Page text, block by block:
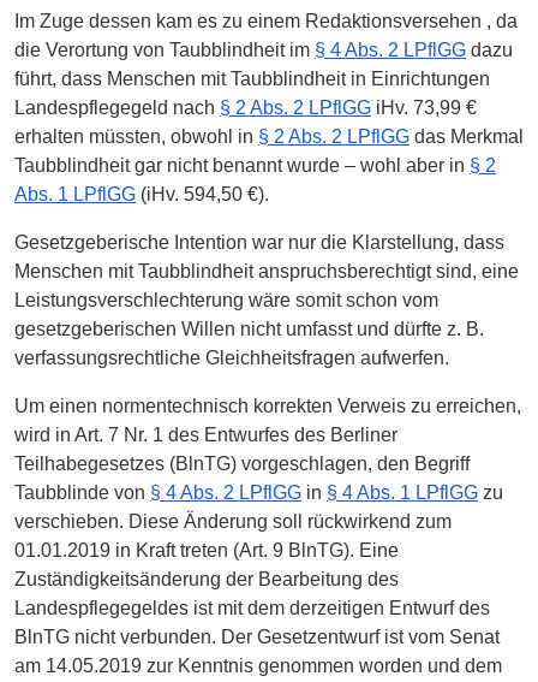
Im Zuge dessen kam es zu einem Redaktionsversehen , da
die Verortung von Taubblindheit im § 4 Abs. 2 LPflGG dazu
führt, dass Menschen mit Taubblindheit in Einrichtungen
Landespflegegeld nach § 2 Abs. 2 LPflGG iHv. 73,99 €
erhalten müssten, obwohl in § 2 Abs. 2 LPflGG das Merkmal
Taubblindheit gar nicht benannt wurde – wohl aber in § 2
Abs. 1 LPflGG (iHv. 594,50 €).
Gesetzgeberische Intention war nur die Klarstellung, dass
Menschen mit Taubblindheit anspruchsberechtigt sind, eine
Leistungsverschlechterung wäre somit schon vom
gesetzgeberischen Willen nicht umfasst und dürfte z. B.
verfassungsrechtliche Gleichheitsfragen aufwerfen.
Um einen normentechnisch korrekten Verweis zu erreichen,
wird in Art. 7 Nr. 1 des Entwurfes des Berliner
Teilhabegesetzes (BlnTG) vorgeschlagen, den Begriff
Taubblinde von § 4 Abs. 2 LPflGG in § 4 Abs. 1 LPflGG zu
verschieben. Diese Änderung soll rückwirkend zum
01.01.2019 in Kraft treten (Art. 9 BlnTG). Eine
Zuständigkeitsänderung der Bearbeitung des
Landespflegegeldes ist mit dem derzeitigen Entwurf des
BlnTG nicht verbunden. Der Gesetzentwurf ist vom Senat
am 14.05.2019 zur Kenntnis genommen worden und dem